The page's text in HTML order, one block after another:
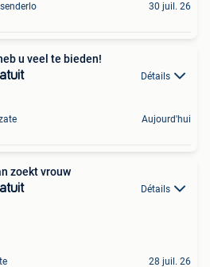
30 juil. 26
u veel te bieden!
Détails
Aujourd'hui
zoekt vrouw
Détails
28 juil. 26